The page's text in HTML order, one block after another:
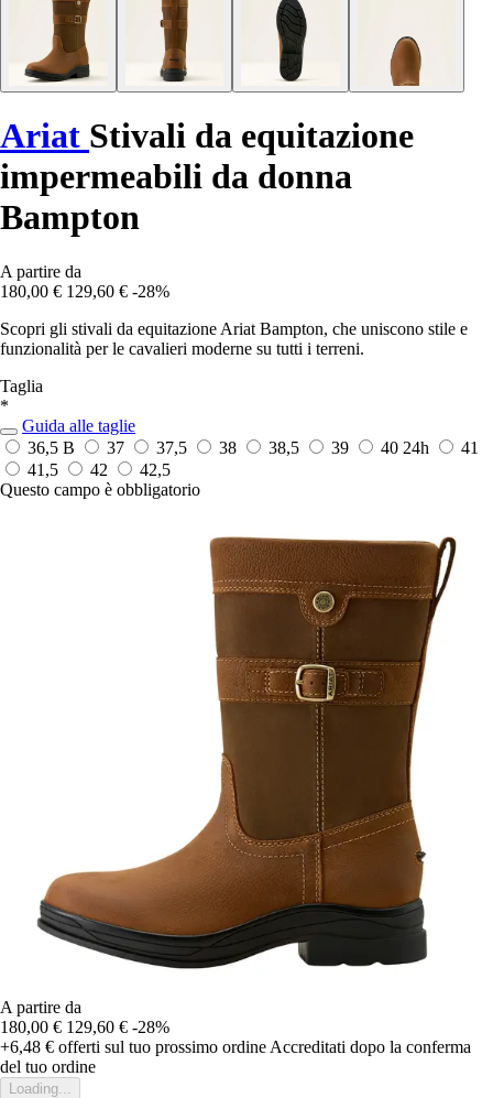
Ariat Stivali da equitazione
impermeabili da donna
Bampton
A partire da
180,00 € 129,60 € -28%
Scopri gli stivali da equitazione Ariat Bampton, che uniscono stile e
funzionalità per le cavalieri moderne su tutti i terreni.
Taglia
*
Guida alle taglie
36,5 B
37 37,5 38 38,5 39 40 24h
41
41,5
42
42,5
Questo campo è obbligatorio
A partire da
180,00 € 129,60 € -28%
+6,48 € offerti sul tuo prossimo ordine Accreditati dopo la conferma
del tuo ordine
Loading...